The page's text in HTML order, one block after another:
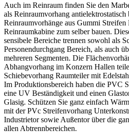
Auch im Reinraum finden Sie den
als Reinraumvorhang antielektrostatisch
Reinraumvorhänge aus Gummi
Reinraumkabine zum selber bauen.
sensibele Bereiche trennen sowohl als
Personendurchgang Bereich, als auch
mehreren Segmenten. Die
Abhangvorhang im Konzern Hallen
Schiebevorhang Raumteiler mit
Im Produktionsbereich haben die PVC
eine UV Beständigkeit und einen
Glasig. Schützen Sie ganz einfach
mit der PVc Streifenvorhang
Industrietor sowie Außentor über die
allen Abtrennbereichen.